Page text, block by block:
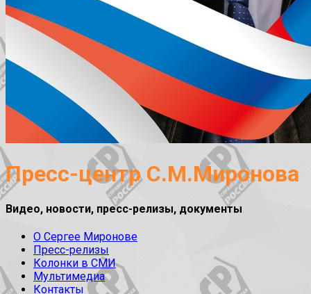
Пресс-центр С.М.Миронова
Видео, новости, пресс-релизы, документы
О Сергее Миронове
Пресс-релизы
Колонки в СМИ
Мультимедиа
Контакты